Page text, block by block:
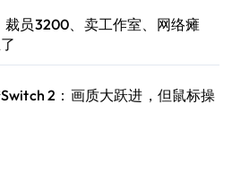
裁员3200、卖工作室、网络瘫
Switch 2：画质大跃进，但鼠标操